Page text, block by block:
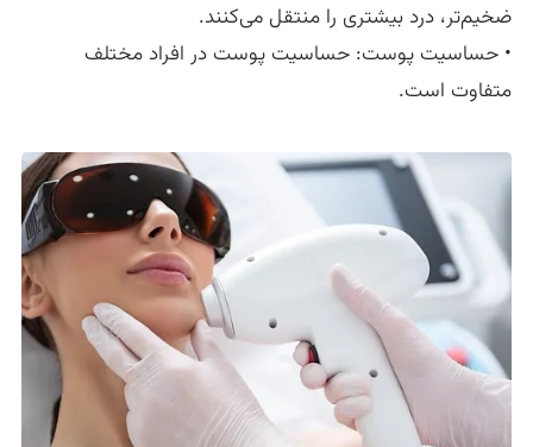
ضخیم‌تر، درد بیشتری را منتقل می‌کنند.
• حساسیت پوست: حساسیت پوست در افراد مختلف
متفاوت است.